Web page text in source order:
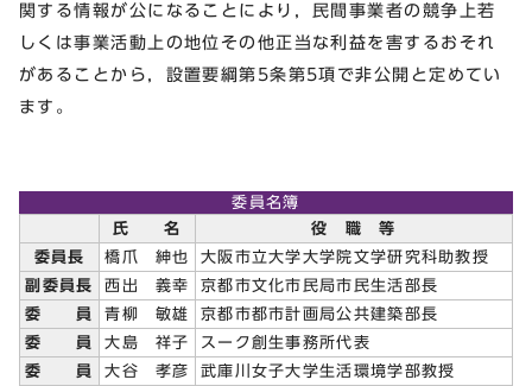
関する情報が公になることにより，民間事業者の競争上若
しくは事業活動上の地位その他正当な利益を害するおそれ
があることから，設置要綱第5条第5項で非公開と定めてい
ます。
委員名簿
氏 名
役 職 等
委員長
橋爪 紳也
大阪市立大学大学院文学研究科助教授
副委員長
西出 義幸
京都市文化市民局市民生活部長
委 員
青柳 敏雄
京都市都市計画局公共建築部長
委 員
大島 祥子
スーク創生事務所代表
委 員
大谷 孝彦
武庫川女子大学生活環境学部教授